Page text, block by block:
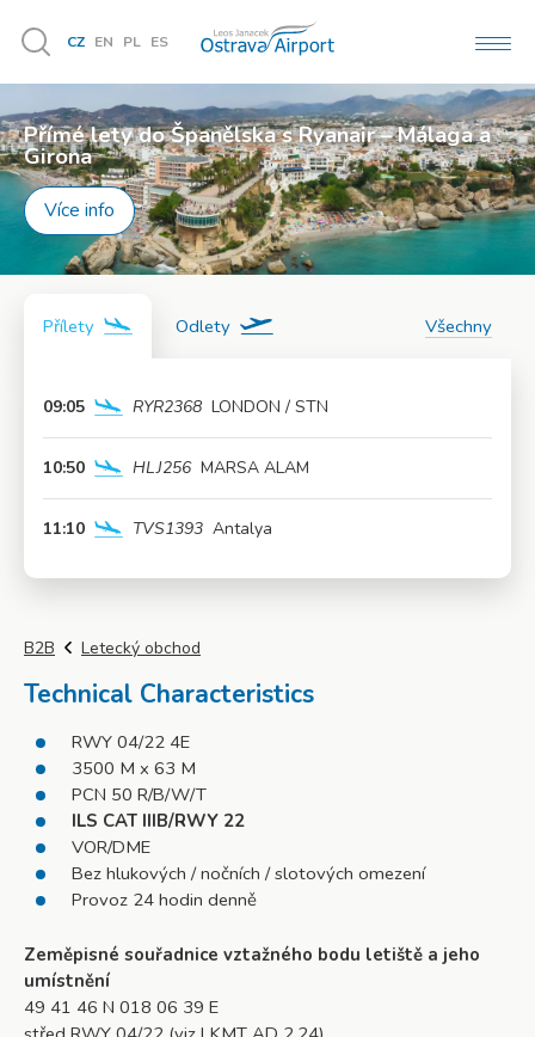
Vyhledávání
CZ EN PL ES
Přímé lety do Španělska s Ryanair – Málaga a
Girona
Více info
Užijte si léto naplno!
Více info
Přílety Odlety Všechny
09:05 RYR2368 LONDON / STN
10:50 HLJ256 MARSA ALAM
11:10 TVS1393 Antalya
B2B Letecký obchod
Technical Characteristics
RWY 04/22 4E
3500 M x 63 M
PCN 50 R/B/W/T
ILS CAT IIIB/RWY 22
VOR/DME
Bez hlukových / nočních / slotových omezení
Provoz 24 hodin denně
Zeměpisné souřadnice vztažného bodu letiště a jeho
umístnění
49 41 46 N 018 06 39 E